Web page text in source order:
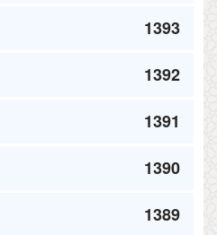
1393
1392
1391
1390
1389